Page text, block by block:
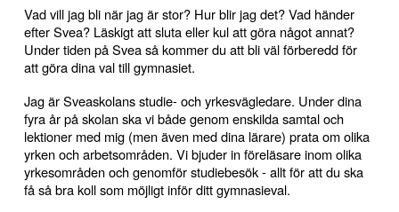
Vad vill jag bli när jag är stor? Hur blir jag det? Vad händer
efter Svea? Läskigt att sluta eller kul att göra något annat?
Under tiden på Svea så kommer du att bli väl förberedd för
att göra dina val till gymnasiet.
Jag är Sveaskolans studie- och yrkesvägledare. Under dina
fyra år på skolan ska vi både genom enskilda samtal och
lektioner med mig (men även med dina lärare) prata om olika
yrken och arbetsområden. Vi bjuder in föreläsare inom olika
yrkesområden och genomför studiebesök - allt för att du ska
få så bra koll som möjligt inför ditt gymnasieval.